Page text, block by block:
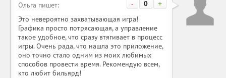
- 0 +
Ольга пишет:
Это невероятно захватывающая игра!
Графика просто потрясающая, а управление
такое удобное, что сразу втягивает в процесс
игры. Очень рада, что нашла это приложение,
оно точно стало одним из моих любимых
способов провести время. Рекомендую всем,
кто любит бильярд!